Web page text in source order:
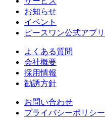
お知らせ
イベント
ピースワン公式アプリ
よくある質問
会社概要
採用情報
勧誘方針
お問い合わせ
プライバシーポリシー